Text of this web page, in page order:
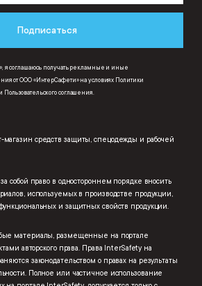
Подписаться
я соглашаюсь получать рекламные и иные
от ООО «ИнтерСафети» на условиях Политики
и Пользовательского соглашения.
средств защиты, спецодежды и рабочей
собой право в одностороннем порядке вносить
используемых в производстве продукции,
и защитных свойств продукции.
материалы, размещенные на портале
авторского права. Права InterSafety на
законодательством о правах на результаты
Полное или частичное использование